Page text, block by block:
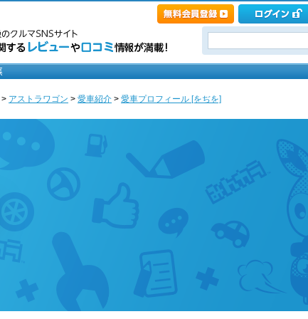
> アストラワゴン > 愛車紹介 > 愛車プロフィール [をぢを]